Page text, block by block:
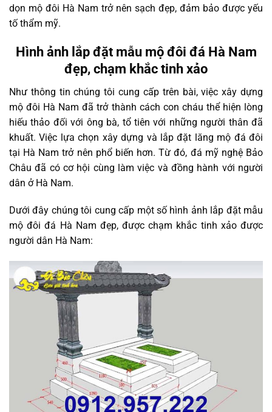
dọn mộ đôi Hà Nam trở nên sạch đẹp, đảm bảo được yếu
tố thẩm mỹ.
Hình ảnh lắp đặt mẫu mộ đôi đá Hà Nam
đẹp, chạm khắc tinh xảo
Như thông tin chúng tôi cung cấp trên bài, việc xây dựng
mộ đôi Hà Nam đã trở thành cách con cháu thể hiện lòng
hiếu thảo đối với ông bà, tổ tiên với những người thân đã
khuất. Việc lựa chọn xây dựng và lắp đặt lăng mộ đá đôi
tại Hà Nam trở nên phổ biến hơn. Từ đó, đá mỹ nghệ Bảo
Châu đã có cơ hội cùng làm việc và đồng hành với người
dân ở Hà Nam.
Dưới đây chúng tôi cung cấp một số hình ảnh lắp đặt mẫu
mộ đôi đá Hà Nam đẹp, được chạm khắc tinh xảo được
người dân Hà Nam: